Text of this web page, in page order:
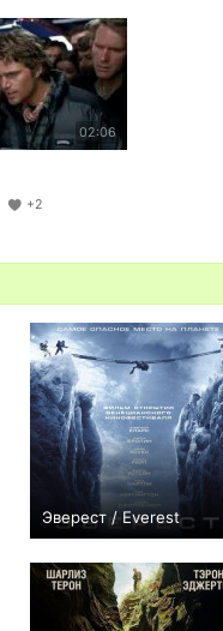
02:06
+2
Эверест / Everest
+119